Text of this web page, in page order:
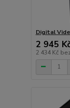
Digital
2 945
2 434 Kč